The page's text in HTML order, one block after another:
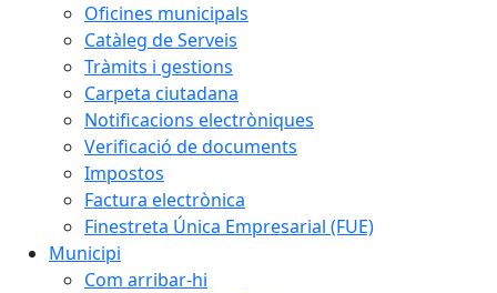
Oficines municipals
Catàleg de Serveis
Tràmits i gestions
Carpeta ciutadana
Notificacions electròniques
Verificació de documents
Impostos
Factura electrònica
Finestreta Única Empresarial (FUE)
Municipi
Com arribar-hi